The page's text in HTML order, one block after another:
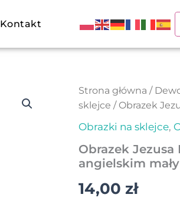
Kontakt
Strona główna /
sklejce / Obrazek
Obrazki na sklejce,
Obrazek
angielskim mały
14,00 zł
ilość
Obrazek
Jezusa
Miłosiernego
napisem
w
języku
angielskim
mały